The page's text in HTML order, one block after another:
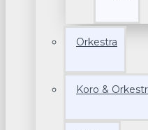
Orkestra
Koro &